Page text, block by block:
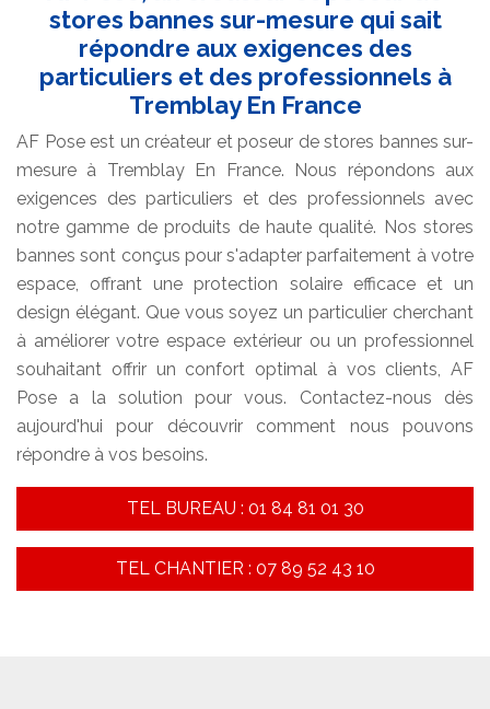
stores bannes sur-mesure qui sait
répondre aux exigences des
particuliers et des professionnels à
Tremblay En France
AF Pose est un créateur et poseur de stores bannes sur-
mesure à Tremblay En France. Nous répondons aux
exigences des particuliers et des professionnels avec
notre gamme de produits de haute qualité. Nos stores
bannes sont conçus pour s'adapter parfaitement à votre
espace, offrant une protection solaire efficace et un
design élégant. Que vous soyez un particulier cherchant
à améliorer votre espace extérieur ou un professionnel
souhaitant offrir un confort optimal à vos clients, AF
Pose a la solution pour vous. Contactez-nous dès
aujourd'hui pour découvrir comment nous pouvons
répondre à vos besoins.
TEL BUREAU : 01 84 81 01 30
TEL CHANTIER : 07 89 52 43 10